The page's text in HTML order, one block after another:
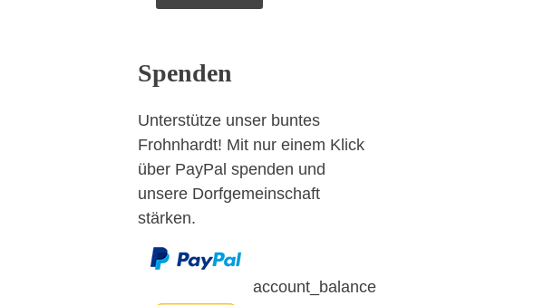
Spenden
Unterstütze unser buntes
Frohnhardt! Mit nur einem Klick
über PayPal spenden und
unsere Dorfgemeinschaft
stärken.
account_balance